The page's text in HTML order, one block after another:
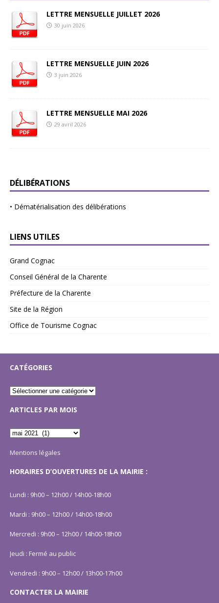
LETTRE MENSUELLE JUILLET 2026
30 juin 2026
LETTRE MENSUELLE JUIN 2026
3 juin 2026
LETTRE MENSUELLE MAI 2026
29 avril 2026
DÉLIBÉRATIONS
• Dématérialisation des délibérations
LIENS UTILES
Grand Cognac
Conseil Général de la Charente
Préfecture de la Charente
Site de la Région
Office de Tourisme Cognac
CATÉGORIES
ARTICLES PAR MOIS
Mentions légales
HORAIRES D’OUVERTURES DE LA MAIRIE :
Lundi : 9h00 – 12h00 / 14h00-18h00
Mardi : 9h00 – 12h00 / 14h00-18h00
Mercredi : 9h00 – 12h00 / 14h00-18h00
Jeudi : Fermé au public
Vendredi : 9h00 – 12h00 / 13h00-17h00
CONTACTER LA MAIRIE